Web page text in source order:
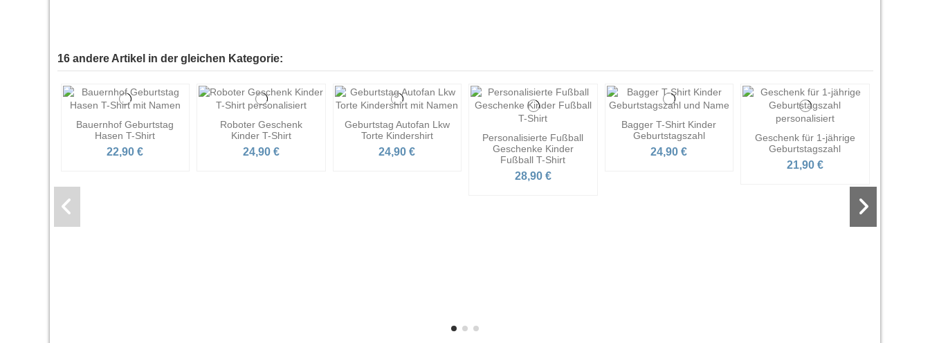
16 andere Artikel in der gleichen Kategorie:
Bauernhof Geburtstag
Hasen T-Shirt
22,90 €
Roboter Geschenk
Kinder T-Shirt
24,90 €
Geburtstag Autofan Lkw
Torte Kindershirt
24,90 €
Personalisierte Fußball
Geschenke Kinder
Fußball T-Shirt
28,90 €
Bagger T-Shirt Kinder
Geburtstagszahl
24,90 €
Geschenk für 1-jährige
Geburtstagszahl
21,90 €